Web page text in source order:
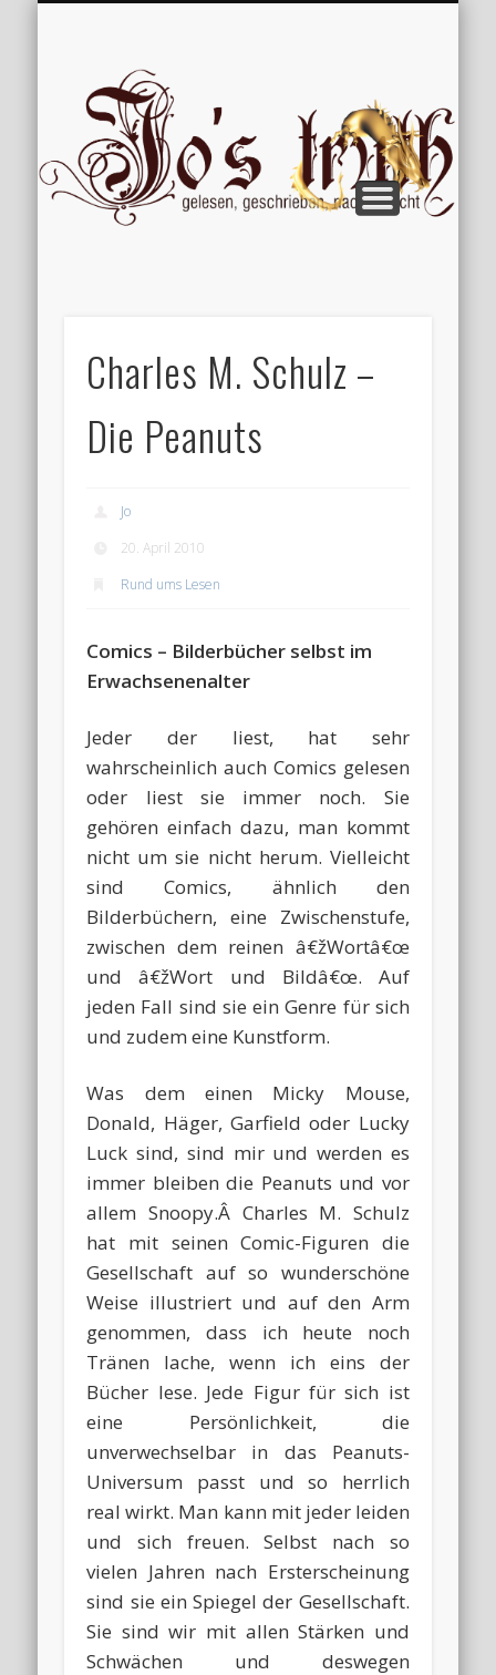
Charles M. Schulz –
Die Peanuts
Jo
20. April 2010
Rund ums Lesen
Comics – Bilderbücher selbst im
Erwachsenenalter
Jeder der liest, hat sehr
wahrscheinlich auch Comics gelesen
oder liest sie immer noch. Sie
gehören einfach dazu, man kommt
nicht um sie nicht herum. Vielleicht
sind Comics, ähnlich den
Bilderbüchern, eine Zwischenstufe,
zwischen dem reinen â€žWortâ€œ
und â€žWort und Bildâ€œ. Auf
jeden Fall sind sie ein Genre für sich
und zudem eine Kunstform.
Was dem einen Micky Mouse,
Donald, Häger, Garfield oder Lucky
Luck sind, sind mir und werden es
immer bleiben die Peanuts und vor
allem Snoopy.Â Charles M. Schulz
hat mit seinen Comic-Figuren die
Gesellschaft auf so wunderschöne
Weise illustriert und auf den Arm
genommen, dass ich heute noch
Tränen lache, wenn ich eins der
Bücher lese. Jede Figur für sich ist
eine Persönlichkeit, die
unverwechselbar in das Peanuts-
Universum passt und so herrlich
real wirkt. Man kann mit jeder leiden
und sich freuen. Selbst nach so
vielen Jahren nach Ersterscheinung
sind sie ein Spiegel der Gesellschaft.
Sie sind wir mit allen Stärken und
Schwächen und deswegen